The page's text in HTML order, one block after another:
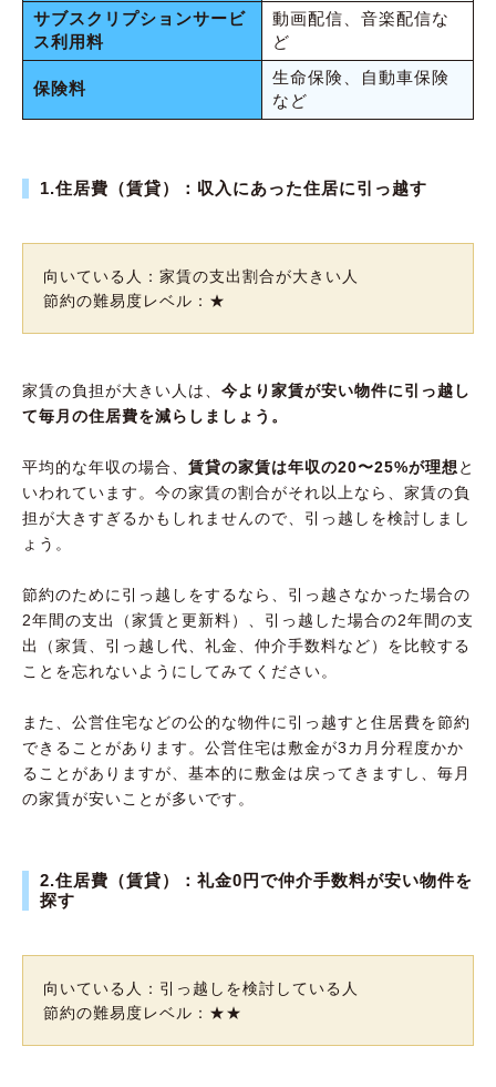
サブスクリプションサービ
ス利用料
動画配信、音楽配信な
ど
保険料
生命保険、自動車保険
など
1.住居費（賃貸）：収入にあった住居に引っ越す
向いている人：家賃の支出割合が大きい人
節約の難易度レベル：★
家賃の負担が大きい人は、 今より家賃が安い物件に引っ越し
て毎月の住居費を減らしましょう。
平均的な年収の場合、 賃貸の家賃は年収の20〜25%が理想と
いわれています。今の家賃の割合がそれ以上なら、家賃の負
担が大きすぎるかもしれませんので、引っ越しを検討しまし
ょう。
節約のために引っ越しをするなら、引っ越さなかった場合の
2年間の支出（家賃と更新料）、引っ越した場合の2年間の支
出（家賃、引っ越し代、礼金、仲介手数料など）を比較する
ことを忘れないようにしてみてください。
また、公営住宅などの公的な物件に引っ越すと住居費を節約
できることがあります。公営住宅は敷金が3カ月分程度かか
ることがありますが、基本的に敷金は戻ってきますし、毎月
の家賃が安いことが多いです。
2.住居費（賃貸）：礼金0円で仲介手数料が安い物件を
探す
向いている人：引っ越しを検討している人
節約の難易度レベル：★★